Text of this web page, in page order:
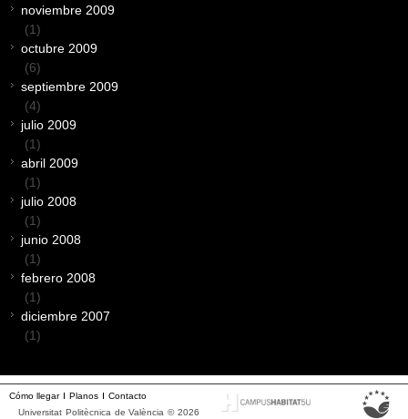
noviembre 2009
(1)
octubre 2009
(6)
septiembre 2009
(4)
julio 2009
(1)
abril 2009
(1)
julio 2008
(1)
junio 2008
(1)
febrero 2008
(1)
diciembre 2007
(1)
Cómo llegar Planos
Contacto
Universitat Politècnica de València © 2026